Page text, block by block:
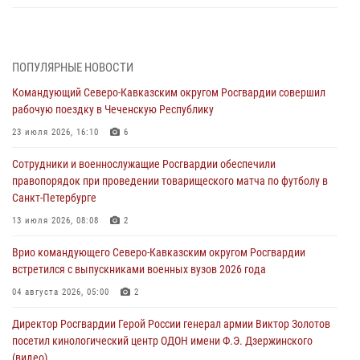
06 августа 2026, 12:35 1
Росгвардейцы провели выставку вооружения для участников сбора
«Гвардеец» в Пензе (видео)
06 августа 2026, 12:00
В Курске росгвардейцы приняли участие в митинге, посвященном
второй годовщине вторжения ВСУ на территорию области
06 августа 2026, 11:56
угрожавшего подростку травматическим пистолетом
06 августа 2026, 11:33
крупная нарколаборатория
ПОПУЛЯРНЫЕ НОВОСТИ
Командующий Северо-Кавказским округом Росгвардии совершил
рабочую поездку в Чеченскую Республику
23 июля 2026, 16:10 6
Сотрудники и военнослужащие Росгвардии обеспечили
правопорядок при проведении товарищеского матча по футболу в
Санкт-Петербурге
13 июля 2026, 08:08 2
Врио командующего Северо-Кавказским округом Росгвардии
встретился с выпускниками военных вузов 2026 года
04 августа 2026, 05:00 2
Директор Росгвардии Герой России генерал армии Виктор Золотов
посетил кинологический центр ОДОН имени Ф.Э. Дзержинского
(видео)